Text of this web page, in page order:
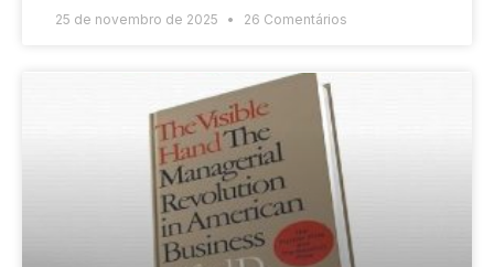
25 de novembro de 2025 26 Comentários